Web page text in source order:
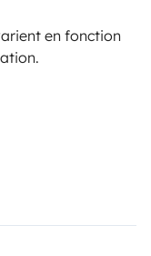
en fonction